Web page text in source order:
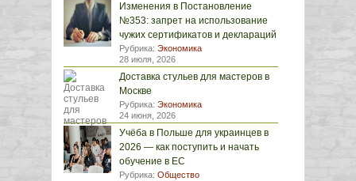
Изменения в Постановление
№353: запрет на использование
чужих сертификатов и деклараций
Рубрика: Экономика
28 июля, 2026
Доставка стульев для мастеров в
Москве
Рубрика: Экономика
24 июня, 2026
Учёба в Польше для украинцев в
2026 — как поступить и начать
обучение в ЕС
Рубрика: Общество